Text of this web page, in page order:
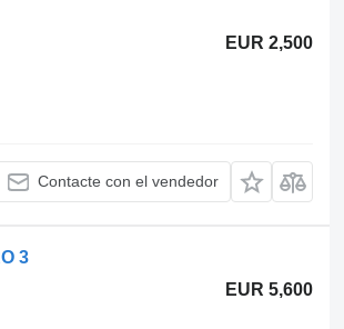
EUR 2,500
Contacte con el vendedor
3
EUR 5,600